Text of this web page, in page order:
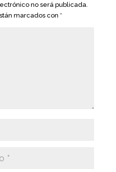
no será publicada.
marcados con *